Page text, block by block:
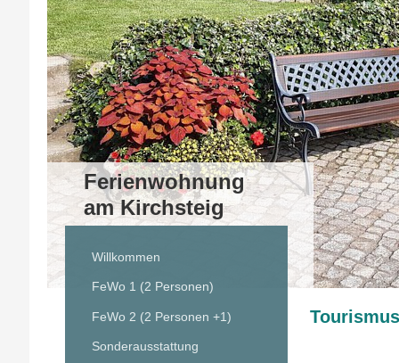
Ferienwohnung
am Kirchsteig
Willkommen
FeWo 1 (2 Personen)
FeWo 2 (2 Personen +1)
Sonderausstattung